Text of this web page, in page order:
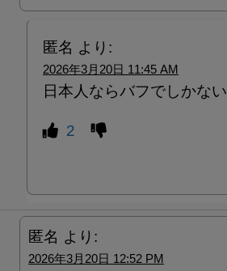
匿名 より:
2026年3月20日 11:45 AM
日本人ならバフでしかない
2
匿名 より:
2026年3月20日 12:52 PM